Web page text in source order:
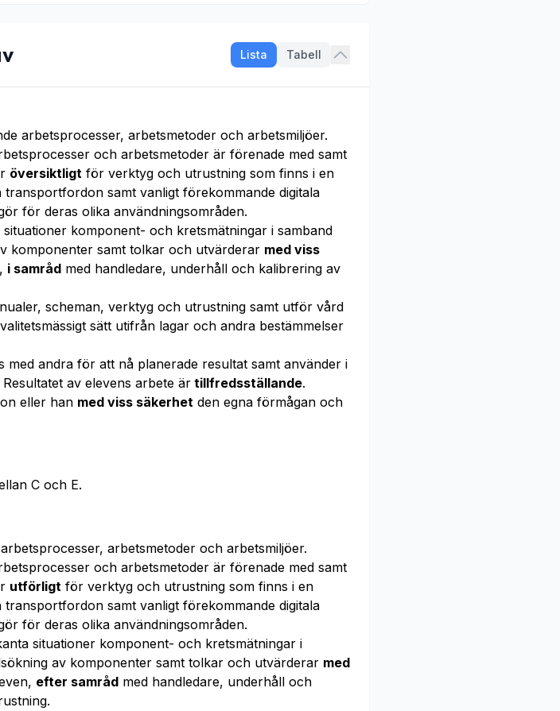
Lista Tabell
arbetsprocesser, arbetsmetoder och arbetsmiljöer.
och arbetsmetoder är förenade med samt
översiktligt för verktyg och utrustning som finns i en
samt vanligt förekommande digitala
för deras olika användningsområden.
situationer komponent- och kretsmätningar i samband
komponenter samt tolkar och utvärderar med viss
i samråd med handledare, underhåll och kalibrering av
scheman, verktyg och utrustning samt utför vård
sätt utifrån lagar och andra bestämmelser
med andra för att nå planerade resultat samt använder i
av elevens arbete är tillfredsställande.
eller han med viss säkerhet den egna förmågan och
C och E.
arbetsmetoder och arbetsmiljöer.
och arbetsmetoder är förenade med samt
utförligt för verktyg och utrustning som finns i en
samt vanligt förekommande digitala
för deras olika användningsområden.
situationer komponent- och kretsmätningar i
av komponenter samt tolkar och utvärderar med
efter samråd med handledare, underhåll och